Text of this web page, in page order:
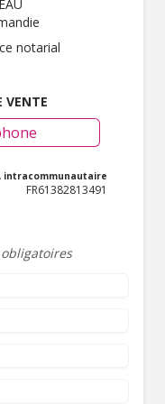
notarial
VENTE
intracommunautaire
FR61382813491